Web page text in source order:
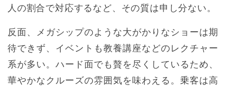
人の割合で対応するなど、その質は申し分ない。
反面、メガシップのような大がかりなショーは期
待できず、イベントも教養講座などのレクチャー
系が多い。ハード面でも贅を尽くしているため、
華やかなクルーズの雰囲気を味わえる。乗客は高